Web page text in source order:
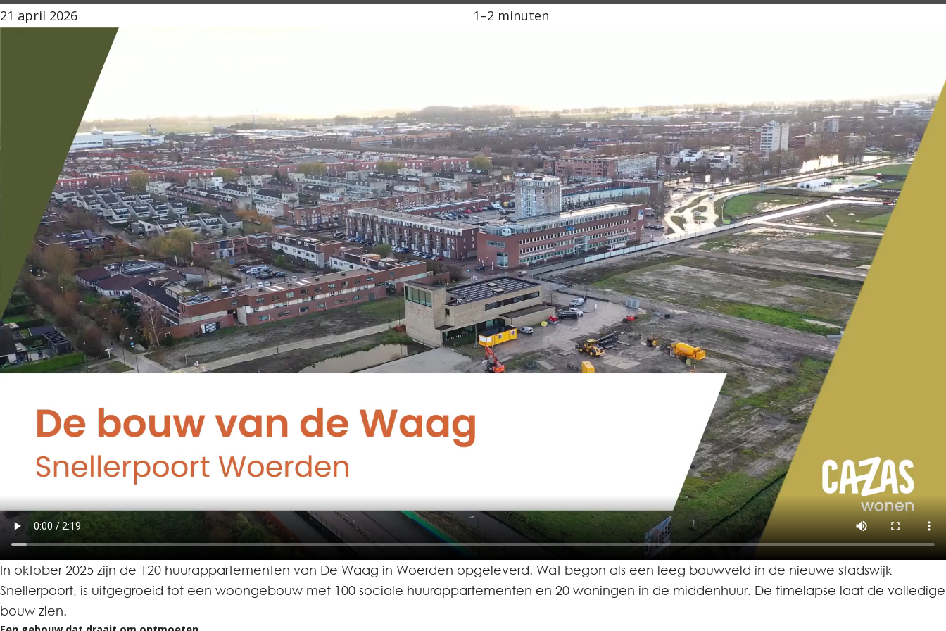
21 april 2026 1–2 minuten
In oktober 2025 zijn de 120 huurappartementen van De Waag in Woerden opgeleverd. Wat begon als een leeg bouwveld in de nieuwe stadswijk
Snellerpoort, is uitgegroeid tot een woongebouw met 100 sociale huurappartementen en 20 woningen in de middenhuur. De timelapse laat de volledige
bouw zien.